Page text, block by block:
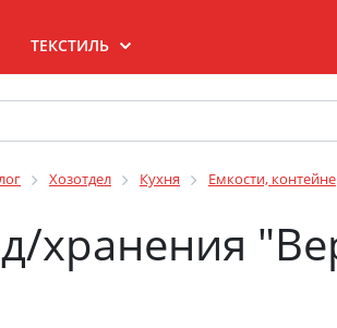
ТЕКСТИЛЬ
Хозотдел Кухня Емкости,
хранения